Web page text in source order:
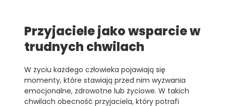
Przyjaciele jako wsparcie w
trudnych chwilach
W życiu każdego człowieka pojawiają się
momenty, które stawiają przed nim wyzwania
emocjonalne, zdrowotne lub życiowe. W takich
chwilach obecność przyjaciela, który potrafi